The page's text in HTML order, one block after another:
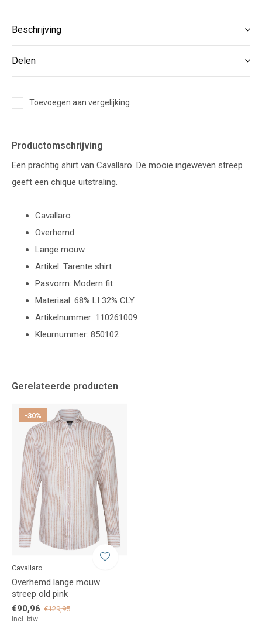
Beschrijving
Delen
Toevoegen aan vergelijking
Productomschrijving
Een prachtig shirt van Cavallaro. De mooie ingeweven streep
geeft een chique uitstraling.
Cavallaro
Overhemd
Lange mouw
Artikel: Tarente shirt
Pasvorm: Modern fit
Materiaal: 68% LI 32% CLY
Artikelnummer: 110261009
Kleurnummer: 850102
Gerelateerde producten
-30%
Cavallaro
Overhemd lange mouw
streep old pink
€90,96 €129,95
Incl. btw